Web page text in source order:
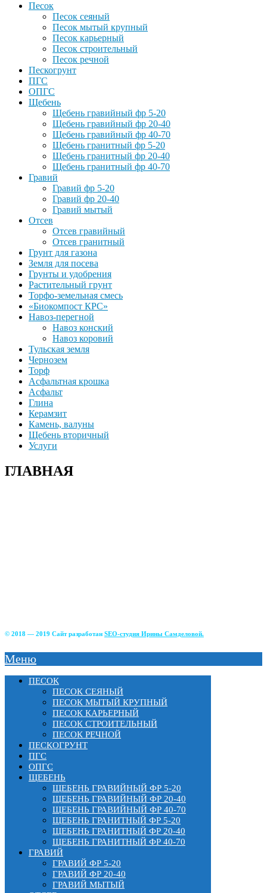
Песок
Песок сеяный
Песок мытый крупный
Песок карьерный
Песок строительный
Песок речной
Пескогрунт
ПГС
ОПГС
Щебень
Щебень гравийный фр 5-20
Щебень гравийный фр 20-40
Щебень гравийный фр 40-70
Щебень гранитный фр 5-20
Щебень гранитный фр 20-40
Щебень гранитный фр 40-70
Гравий
Гравий фр 5-20
Гравий фр 20-40
Гравий мытый
Отсев
Отсев гравийный
Отсев гранитный
Грунт для газона
Земля для посева
Грунты и удобрения
Растительный грунт
Торфо-земельная смесь
«Биокомпост КРС»
Навоз-перегной
Навоз конский
Навоз коровий
Тульская земля
Чернозем
Торф
Асфальтная крошка
Асфальт
Глина
Керамзит
Камень, валуны
Щебень вторичный
Услуги
ГЛАВНАЯ
© 2018 — 2019 Сайт разработан SEO-студия Ирины Самделовой.
Меню
ПЕСОК
ПЕСОК СЕЯНЫЙ
ПЕСОК МЫТЫЙ КРУПНЫЙ
ПЕСОК КАРЬЕРНЫЙ
ПЕСОК СТРОИТЕЛЬНЫЙ
ПЕСОК РЕЧНОЙ
ПЕСКОГРУНТ
ПГС
ОПГС
ЩЕБЕНЬ
ЩЕБЕНЬ ГРАВИЙНЫЙ ФР 5-20
ЩЕБЕНЬ ГРАВИЙНЫЙ ФР 20-40
ЩЕБЕНЬ ГРАВИЙНЫЙ ФР 40-70
ЩЕБЕНЬ ГРАНИТНЫЙ ФР 5-20
ЩЕБЕНЬ ГРАНИТНЫЙ ФР 20-40
ЩЕБЕНЬ ГРАНИТНЫЙ ФР 40-70
ГРАВИЙ
ГРАВИЙ ФР 5-20
ГРАВИЙ ФР 20-40
ГРАВИЙ МЫТЫЙ